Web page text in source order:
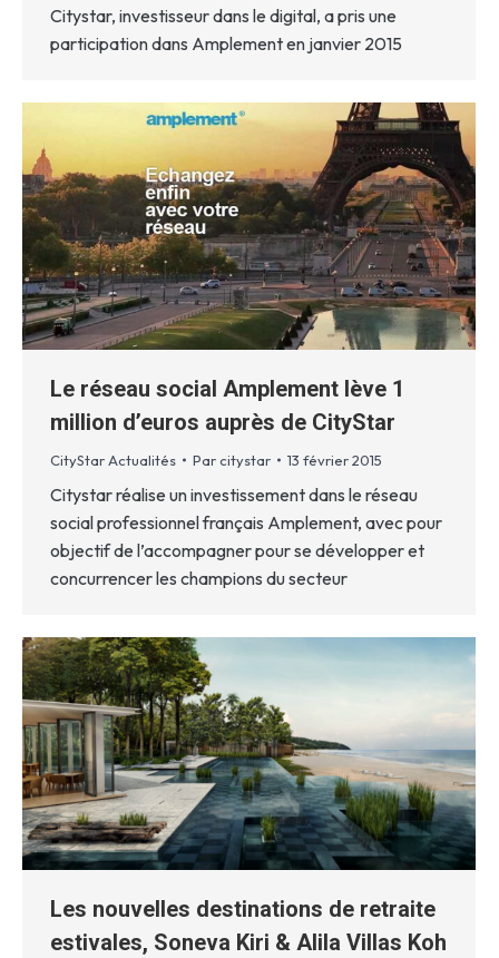
Citystar, investisseur dans le digital, a pris une
participation dans Amplement en janvier 2015
Le réseau social Amplement lève 1
million d’euros auprès de CityStar
CityStar Actualités Par citystar 13 février 2015
Citystar réalise un investissement dans le réseau
social professionnel français Amplement, avec pour
objectif de l’accompagner pour se développer et
concurrencer les champions du secteur
Les nouvelles destinations de retraite
estivales, Soneva Kiri & Alila Villas Koh